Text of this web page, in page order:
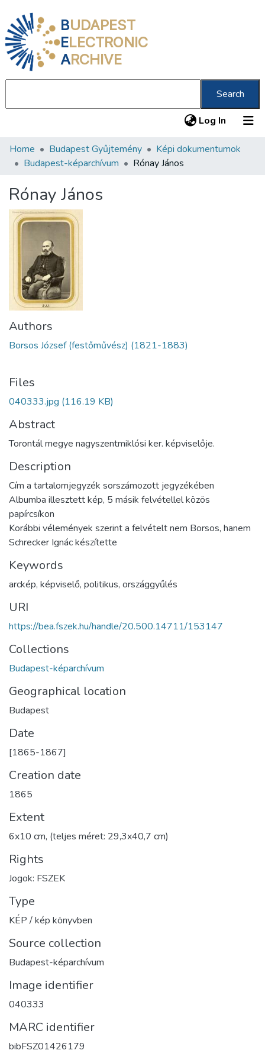
BUDAPEST
ELECTRONIC
ARCHIVE
Search
Log In (current)
Communities & Collections
Statistics
About us
Home Budapest Gyűjtemény
Képi dokumentumok
Budapest-képarchívum
Rónay János
Rónay János
Authors
Borsos József (festőművész) (1821-1883)
Files
040333.jpg (116.19 KB)
Abstract
Torontál megye nagyszentmiklósi ker. képviselője.
Description
Cím a tartalomjegyzék sorszámozott jegyzékében
Albumba illesztett kép, 5 másik felvétellel közös
papírcsíkon
Korábbi vélemények szerint a felvételt nem Borsos, hanem
Schrecker Ignác készítette
Keywords
arckép, képviselő, politikus, országgyűlés
URI
https://bea.fszek.hu/handle/20.500.14711/153147
Collections
Budapest-képarchívum
Geographical location
Budapest
Date
[1865-1867]
Creation date
1865
Extent
6x10 cm, (teljes méret: 29,3x40,7 cm)
Rights
Jogok: FSZEK
Type
KÉP / kép könyvben
Source collection
Budapest-képarchívum
Image identifier
040333
MARC identifier
bibFSZ01426179